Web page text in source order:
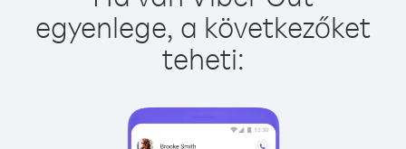
egyenlege, a következőket
teheti: